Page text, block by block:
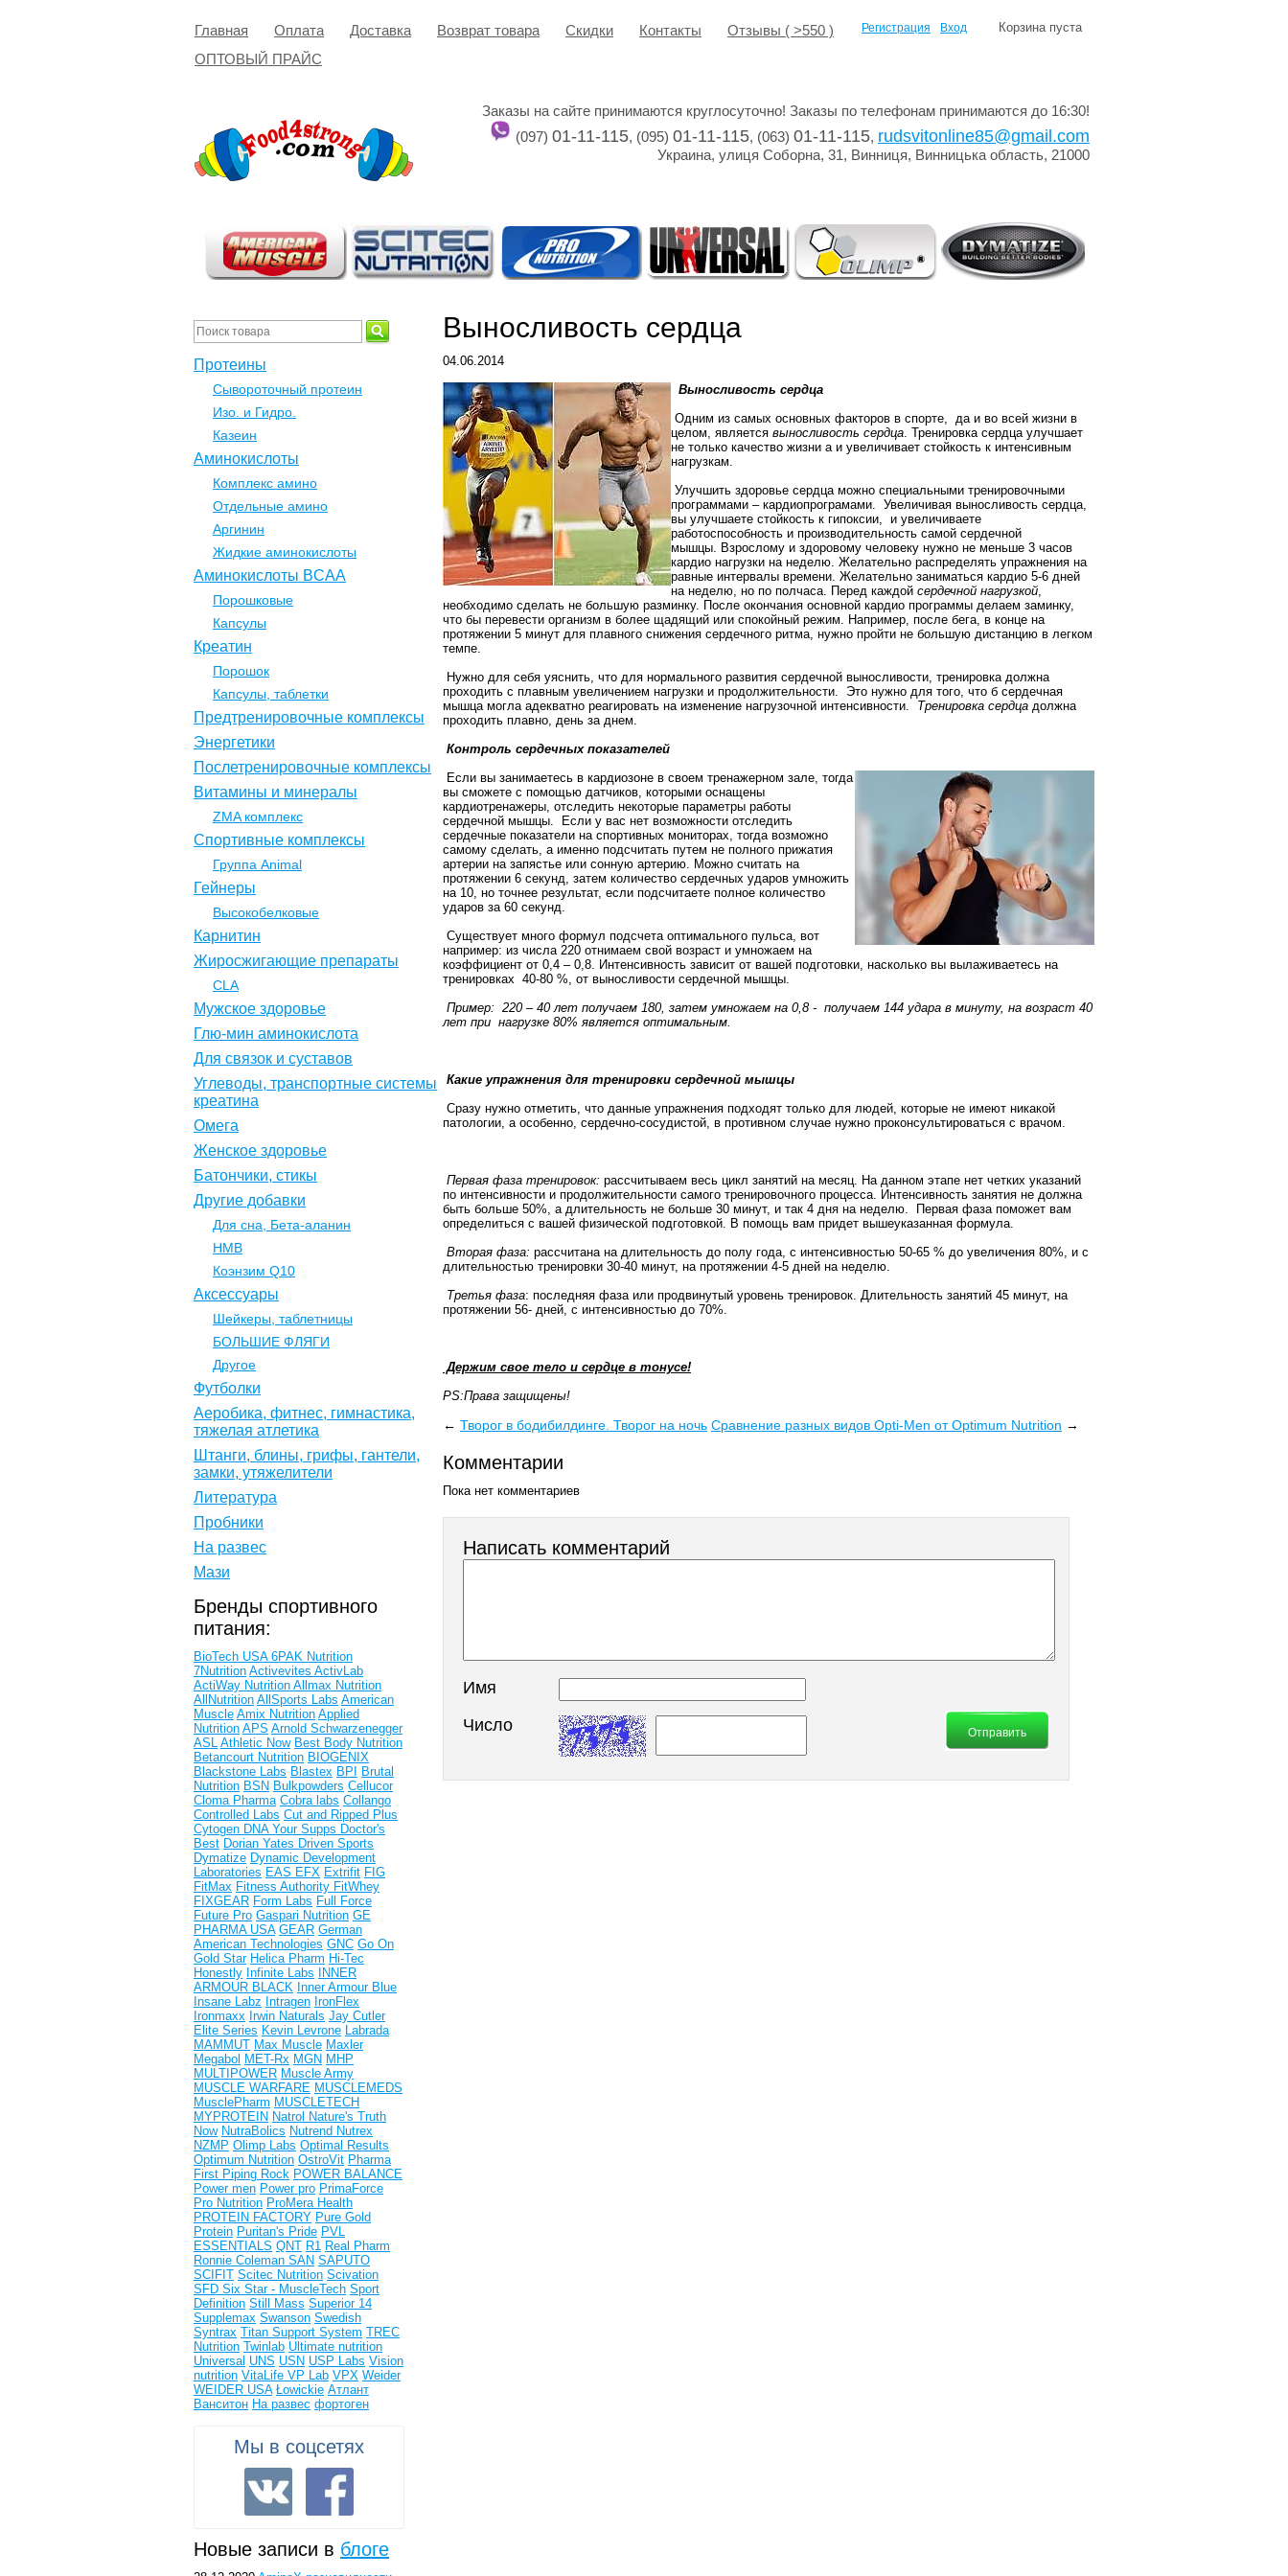
Главная Оплата Доставка Возврат товара Cкидки Контакты
Отзывы ( >550 )
ОПТОВЫЙ ПРАЙС
Корзина пуста
Регистрация Вход
Заказы на сайте принимаются круглосуточно! Заказы по телефонам принимаются до 16:30!
(097) 01-11-115, (095) 01-11-115, (063) 01-11-115, rudsvitonline85@gmail.com
Украина, улиця Соборна, 31, Винниця, Винницька область, 21000
Выносливость сердца
04.06.2014
Выносливость сердца
Одним из самых основных факторов в спорте, да и во всей жизни в
целом, является выносливость сердца. Тренировка сердца улучшает
не только качество жизни а и увеличивает стойкость к интенсивным
нагрузкам.
Улучшить здоровье сердца можно специальными тренировочными
программами – кардиопрограмами. Увеличивая выносливость сердца,
вы улучшаете стойкость к гипоксии, и увеличиваете
работоспособность и производительность самой сердечной
мышцы. Взрослому и здоровому человеку нужно не меньше 3 часов
кардио нагрузки на неделю. Желательно распределять упражнения на
равные интервалы времени. Желательно заниматься кардио 5-6 дней
на неделю, но по полчаса. Перед каждой сердечной нагрузкой,
необходимо сделать не большую разминку. После окончания основной кардио программы делаем заминку,
что бы перевести организм в более щадящий или спокойный режим. Например, после бега, в конце на
протяжении 5 минут для плавного снижения сердечного ритма, нужно пройти не большую дистанцию в легком
темпе.
Нужно для себя уяснить, что для нормального развития сердечной выносливости, тренировка должна
проходить с плавным увеличением нагрузки и продолжительности. Это нужно для того, что б сердечная
мышца могла адекватно реагировать на изменение нагрузочной интенсивности. Тренировка сердца должна
проходить плавно, день за днем.
Контроль сердечных показателей
Если вы занимаетесь в кардиозоне в своем тренажерном зале, тогда
вы сможете с помощью датчиков, которыми оснащены
кардиотренажеры, отследить некоторые параметры работы
сердечной мышцы. Если у вас нет возможности отследить
сердечные показатели на спортивных мониторах, тогда возможно
самому сделать, а именно подсчитать путем не полного прижатия
артерии на запястье или сонную артерию. Можно считать на
протяжении 6 секунд, затем количество сердечных ударов умножить
на 10, но точнее результат, если подсчитаете полное количество
ударов за 60 секунд.
Существует много формул подсчета оптимального пульса, вот
например: из числа 220 отнимаем свой возраст и умножаем на
коэффициент от 0,4 – 0,8. Интенсивность зависит от вашей подготовки, насколько вы вылаживаетесь на
тренировках 40-80 %, от выносливости сердечной мышцы.
Пример: 220 – 40 лет получаем 180, затем умножаем на 0,8 - получаем 144 удара в минуту, на возраст 40
лет при нагрузке 80% является оптимальным.
Какие упражнения для тренировки сердечной мышцы
Сразу нужно отметить, что данные упражнения подходят только для людей, которые не имеют никакой
патологии, а особенно, сердечно-сосудистой, в противном случае нужно проконсультироваться с врачом.
Первая фаза тренировок: рассчитываем весь цикл занятий на месяц. На данном этапе нет четких указаний
по интенсивности и продолжительности самого тренировочного процесса. Интенсивность занятия не должна
быть больше 50%, а длительность не больше 30 минут, и так 4 дня на неделю. Первая фаза поможет вам
определиться с вашей физической подготовкой. В помощь вам придет вышеуказанная формула.
Вторая фаза: рассчитана на длительность до полу года, с интенсивностью 50-65 % до увеличения 80%, и с
длительностью тренировки 30-40 минут, на протяжении 4-5 дней на неделю.
Третья фаза: последняя фаза или продвинутый уровень тренировок. Длительность занятий 45 минут, на
протяжении 56- дней, с интенсивностью до 70%.
Держим свое тело и сердце в тонусе!
PS:Права защищены!
← Творог в бодибилдинге. Творог на ночь Сравнение разных видов Opti-Men от Optimum Nutrition →
Комментарии
Пока нет комментариев
Написать комментарий
Имя
Число
Протеины
Сывороточный протеин
Изо. и Гидро.
Казеин
Аминокислоты
Комплекс амино
Отдельные амино
Аргинин
Жидкие аминокислоты
Аминокислоты BCAA
Порошковые
Капсулы
Креатин
Порошок
Капсулы, таблетки
Предтренировочные комплексы
Энергетики
Послетренировочные комплексы
Витамины и минералы
ZMA комплекс
Спортивные комплексы
Группа Animal
Гейнеры
Высокобелковые
Карнитин
Жиросжигающие препараты
CLA
Мужское здоровье
Глю-мин аминокислота
Для связок и суставов
Углеводы, транспортные системы
креатина
Омега
Женское здоровье
Батончики, стикы
Другие добавки
Для сна, Бета-аланин
НМВ
Коэнзим Q10
Аксессуары
Шейкеры, таблетницы
БОЛЬШИЕ ФЛЯГИ
Другое
Футболки
Аеробика, фитнес, гимнастика,
тяжелая атлетика
Штанги, блины, грифы, гантели,
замки, утяжелители
Литература
Пробники
На развес
Мази
Бренды спортивного
питания:
BioTech USA 6PAK Nutrition
7Nutrition Activevites ActivLab
ActiWay Nutrition Allmax Nutrition
AllNutrition AllSports Labs American
Muscle Amix Nutrition Applied
Nutrition APS Arnold Schwarzenegger
ASL Athletic Now Best Body Nutrition
Betancourt Nutrition BIOGENIX
Blackstone Labs Blastex BPI
Brutal
Nutrition BSN Bulkpowders Cellucor
Cloma Pharma Cobra labs Collango
Controlled Labs Cut and Ripped Plus
Cytogen DNA Your Supps Doctor's
Best Dorian Yates Driven Sports
Dymatize Dynamic Development
Laboratories EAS EFX Extrifit FIG
FitMax Fitness Authority FitWhey
FIXGEAR Form Labs Full Force
Future Pro Gaspari Nutrition GE
PHARMA USA GEAR German
American Technologies GNC Go On
Gold Star Helica Pharm Hi-Tec
Honestly Infinite Labs
INNER
ARMOUR BLACK Inner Armour Blue
Insane Labz Intragen IronFlex
Ironmaxx Irwin Naturals Jay Cutler
Elite Series Kevin Levrone Labrada
MAMMUT Max Muscle Maxler
Megabol MET-Rx MGN MHP
MULTIPOWER Muscle Army
MUSCLE WARFARE MUSCLEMEDS
MusclePharm MUSCLETECH
MYPROTEIN Natrol Nature's Truth
Now NutraBolics Nutrend Nutrex
NZMP Olimp Labs Optimal Results
Optimum Nutrition OstroVit Pharma
First Piping Rock POWER BALANCE
Power men Power pro PrimaForce
Pro Nutrition ProMera Health
PROTEIN FACTORY Pure Gold
Protein Puritan's Pride PVL
ESSENTIALS QNT R1 Real Pharm
Ronnie Coleman SAN SAPUTO
SCIFIT Scitec Nutrition Scivation
SFD Six Star - MuscleTech Sport
Definition Still Mass Superior 14
Supplemax Swanson Swedish
Syntrax Titan Support System TREC
Nutrition Twinlab Ultimate nutrition
Universal UNS USN USP Labs Vision
nutrition VitaLife VP Lab VPX Weider
WEIDER USA Łowickie Атлант
Ванситон На развес фортоген
Мы в соцсетях
Новые записи в блоге